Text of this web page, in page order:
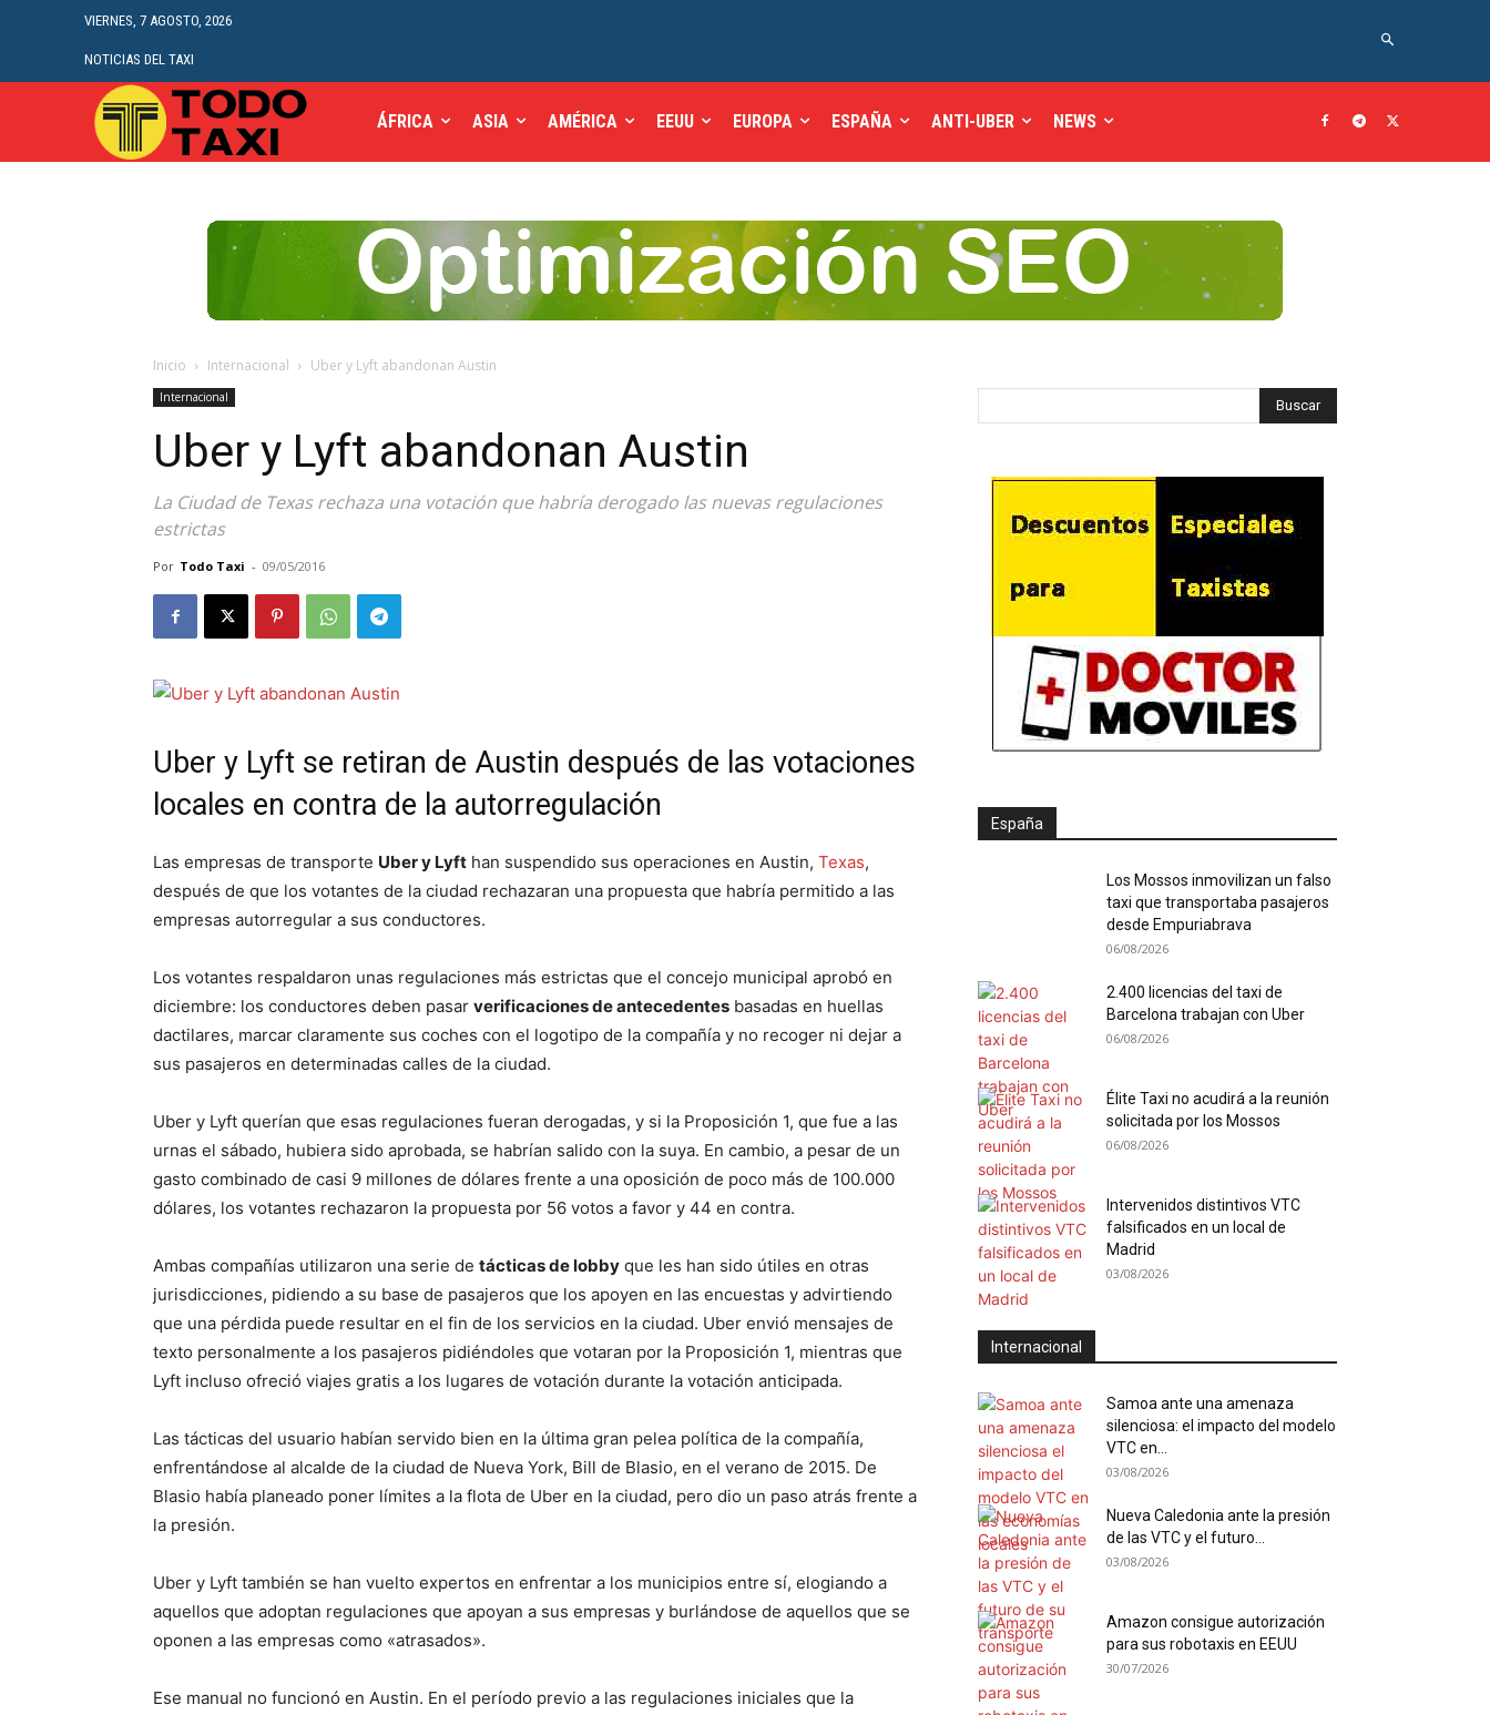
VIERNES, 7 AGOSTO, 2026
NOTICIAS DEL TAXI
ÁFRICA ASIA AMÉRICA EEUU EUROPA ESPAÑA ANTI-UBER NEWS
Inicio Internacional Uber y Lyft abandonan Austin
Internacional
Uber y Lyft abandonan Austin
La Ciudad de Texas rechaza una votación que habría derogado las nuevas regulaciones
estrictas
Por Todo Taxi - 09/05/2016
Uber y Lyft se retiran de Austin después de las votaciones
locales en contra de la autorregulación
Las empresas de transporte Uber y Lyft han suspendido sus operaciones en Austin, Texas,
después de que los votantes de la ciudad rechazaran una propuesta que habría permitido a las
empresas autorregular a sus conductores.
Los votantes respaldaron unas regulaciones más estrictas que el concejo municipal aprobó en
diciembre: los conductores deben pasar verificaciones de antecedentes basadas en huellas
dactilares, marcar claramente sus coches con el logotipo de la compañía y no recoger ni dejar a
sus pasajeros en determinadas calles de la ciudad.
Uber y Lyft querían que esas regulaciones fueran derogadas, y si la Proposición 1, que fue a las
urnas el sábado, hubiera sido aprobada, se habrían salido con la suya. En cambio, a pesar de un
gasto combinado de casi 9 millones de dólares frente a una oposición de poco más de 100.000
dólares, los votantes rechazaron la propuesta por 56 votos a favor y 44 en contra.
Ambas compañías utilizaron una serie de tácticas de lobby que les han sido útiles en otras
jurisdicciones, pidiendo a su base de pasajeros que los apoyen en las encuestas y advirtiendo
que una pérdida puede resultar en el fin de los servicios en la ciudad. Uber envió mensajes de
texto personalmente a los pasajeros pidiéndoles que votaran por la Proposición 1, mientras que
Lyft incluso ofreció viajes gratis a los lugares de votación durante la votación anticipada.
Las tácticas del usuario habían servido bien en la última gran pelea política de la compañía,
enfrentándose al alcalde de la ciudad de Nueva York, Bill de Blasio, en el verano de 2015. De
Blasio había planeado poner límites a la flota de Uber en la ciudad, pero dio un paso atrás frente a
la presión.
Uber y Lyft también se han vuelto expertos en enfrentar a los municipios entre sí, elogiando a
aquellos que adoptan regulaciones que apoyan a sus empresas y burlándose de aquellos que se
oponen a las empresas como «atrasados».
Ese manual no funcionó en Austin. En el período previo a las regulaciones iniciales que la
España
Los Mossos inmovilizan un falso
taxi que transportaba pasajeros
desde Empuriabrava
06/08/2026
2.400 licencias del taxi de
Barcelona trabajan con Uber
06/08/2026
Élite Taxi no acudirá a la reunión
solicitada por los Mossos
06/08/2026
Intervenidos distintivos VTC
falsificados en un local de
Madrid
03/08/2026
Internacional
Samoa ante una amenaza
silenciosa: el impacto del modelo
VTC en...
03/08/2026
Nueva Caledonia ante la presión
de las VTC y el futuro...
03/08/2026
Amazon consigue autorización
para sus robotaxis en EEUU
30/07/2026